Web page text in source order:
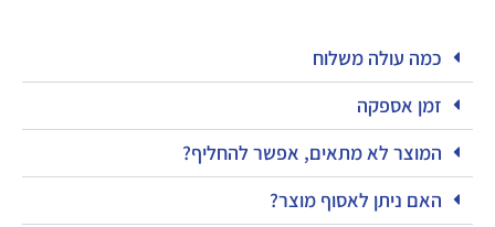
כמה עולה משלוח
זמן אספקה
המוצר לא מתאים, אפשר להחליף?
האם ניתן לאסוף מוצר?